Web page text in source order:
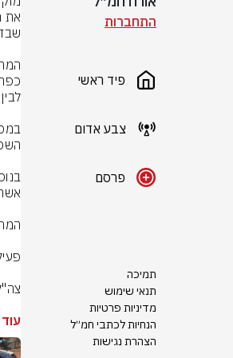
התחברות
פיד ראשי
צבע אדום
פרסם
תמיכה
תנאי שימוש
מדיניות פרטיות
הנחיות לכתבי חמ״ל
הצהרת נגישות